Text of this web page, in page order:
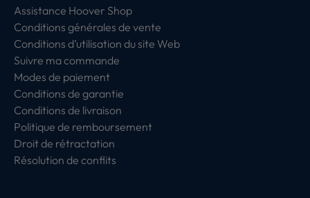
Assistance Hoover Shop
Conditions générales de vente
Conditions d’utilisation du site Web
Suivre ma commande
Modes de paiement
Conditions de garantie
Conditions de livraison
Politique de remboursement
Droit de rétractation
Résolution de conflits